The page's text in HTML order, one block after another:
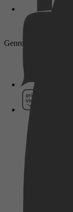
Genre: Drama,